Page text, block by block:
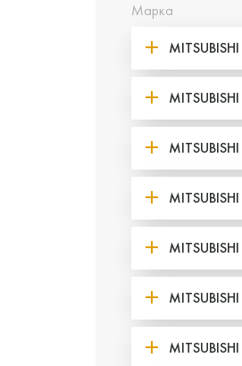
Марка
MITSUBISHI
MITSUBISHI
MITSUBISHI
MITSUBISHI
MITSUBISHI
MITSUBISHI
MITSUBISHI